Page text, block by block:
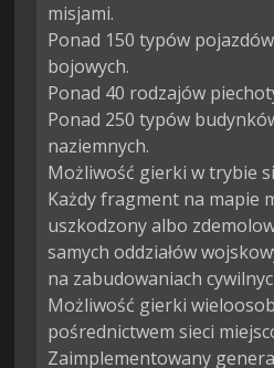
misjami.
Ponad 150 typów
bojowych.
Ponad 40 rodzajów
Ponad 250 typów
naziemnych.
Możliwość gierki w trybie
Każdy fragment na mapie
uszkodzony albo
samych oddziałów
na zabudowaniach
Możliwość gierki
pośrednictwem sieci
Zaimplementowany